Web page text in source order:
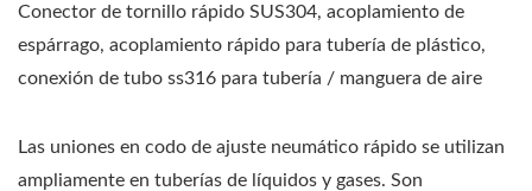
Conector de tornillo rápido SUS304, acoplamiento de
espárrago, acoplamiento rápido para tubería de plástico,
conexión de tubo ss316 para tubería / manguera de aire
Las uniones en codo de ajuste neumático rápido se utilizan
ampliamente en tuberías de líquidos y gases. Son